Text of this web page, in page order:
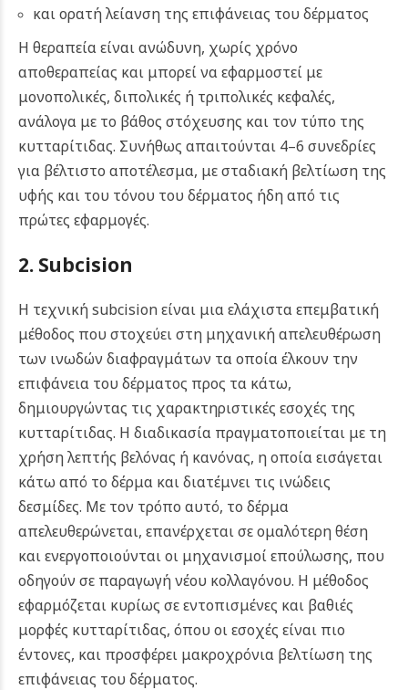
και ορατή λείανση της επιφάνειας του δέρματος
Η θεραπεία είναι ανώδυνη, χωρίς χρόνο
αποθεραπείας και μπορεί να εφαρμοστεί με
μονοπολικές, διπολικές ή τριπολικές κεφαλές,
ανάλογα με το βάθος στόχευσης και τον τύπο της
κυτταρίτιδας. Συνήθως απαιτούνται 4–6 συνεδρίες
για βέλτιστο αποτέλεσμα, με σταδιακή βελτίωση της
υφής και του τόνου του δέρματος ήδη από τις
πρώτες εφαρμογές.
2. Subcision
Η τεχνική subcision είναι μια ελάχιστα επεμβατική
μέθοδος που στοχεύει στη μηχανική απελευθέρωση
των ινωδών διαφραγμάτων τα οποία έλκουν την
επιφάνεια του δέρματος προς τα κάτω,
δημιουργώντας τις χαρακτηριστικές εσοχές της
κυτταρίτιδας. Η διαδικασία πραγματοποιείται με τη
χρήση λεπτής βελόνας ή κανόνας, η οποία εισάγεται
κάτω από το δέρμα και διατέμνει τις ινώδεις
δεσμίδες. Με τον τρόπο αυτό, το δέρμα
απελευθερώνεται, επανέρχεται σε ομαλότερη θέση
και ενεργοποιούνται οι μηχανισμοί επούλωσης, που
οδηγούν σε παραγωγή νέου κολλαγόνου. Η μέθοδος
εφαρμόζεται κυρίως σε εντοπισμένες και βαθιές
μορφές κυτταρίτιδας, όπου οι εσοχές είναι πιο
έντονες, και προσφέρει μακροχρόνια βελτίωση της
επιφάνειας του δέρματος.